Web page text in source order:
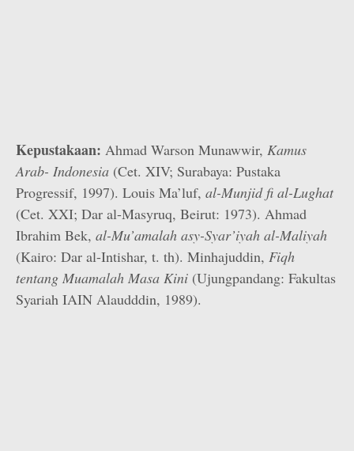
Kepustakaan: Ahmad Warson Munawwir, Kamus
Arab- Indonesia (Cet. XIV; Surabaya: Pustaka
Progressif, 1997). Louis Ma’luf, al-Munjid fi al-Lughat
(Cet. XXI; Dar al-Masyruq, Beirut: 1973). Ahmad
Ibrahim Bek, al-Mu’amalah asy-Syar’iyah al-Maliyah
(Kairo: Dar al-Intishar, t. th). Minhajuddin, Fiqh
tentang Muamalah Masa Kini (Ujungpandang: Fakultas
Syariah IAIN Alaudddin, 1989).